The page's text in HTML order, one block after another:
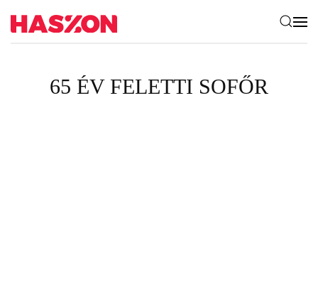
65 ÉV FELETTI SOFŐR